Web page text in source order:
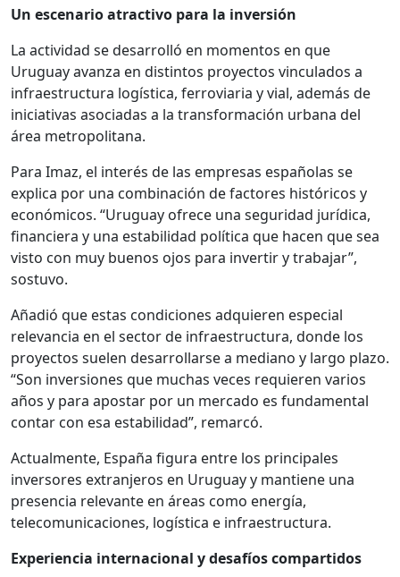
Un escenario atractivo para la inversión
La actividad se desarrolló en momentos en que
Uruguay avanza en distintos proyectos vinculados a
infraestructura logística, ferroviaria y vial, además de
iniciativas asociadas a la transformación urbana del
área metropolitana.
Para Imaz, el interés de las empresas españolas se
explica por una combinación de factores históricos y
económicos. “Uruguay ofrece una seguridad jurídica,
financiera y una estabilidad política que hacen que sea
visto con muy buenos ojos para invertir y trabajar”,
sostuvo.
Añadió que estas condiciones adquieren especial
relevancia en el sector de infraestructura, donde los
proyectos suelen desarrollarse a mediano y largo plazo.
“Son inversiones que muchas veces requieren varios
años y para apostar por un mercado es fundamental
contar con esa estabilidad”, remarcó.
Actualmente, España figura entre los principales
inversores extranjeros en Uruguay y mantiene una
presencia relevante en áreas como energía,
telecomunicaciones, logística e infraestructura.
Experiencia internacional y desafíos compartidos